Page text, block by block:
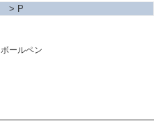
> P
ボールペン